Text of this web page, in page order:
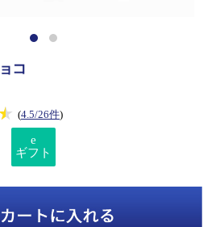
コ
(4.5/26件)
e
ギフト